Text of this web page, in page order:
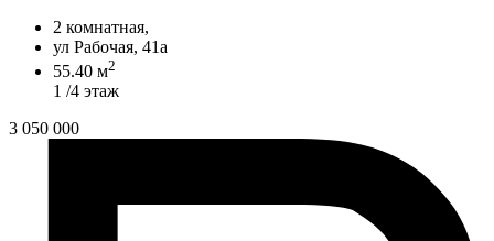
2 комнатная,
ул Рабочая, 41а
55.40 м2
1 /4 этаж
3 050 000